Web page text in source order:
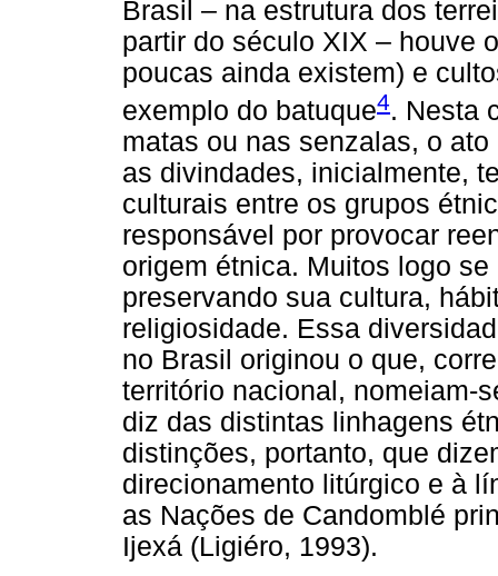
Brasil – na estrutura dos
partir do século XIX – houve
poucas ainda existem) e
exemplo do batuque4. Nesta
matas ou nas senzalas, o
as divindades, inicialmente,
culturais entre os grupos
responsável por provocar
origem étnica. Muitos logo
preservando sua cultura,
religiosidade. Essa
no Brasil originou o que,
território nacional, nomeiam-
diz das distintas linhagens
distinções, portanto, que
direcionamento litúrgico e à
as Nações de Candomblé
Ijexá (Ligiéro, 1993).